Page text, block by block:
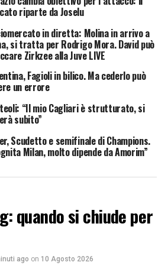
riparte da Joselu
in diretta: Molina in arrivo a
si tratta per Rodrigo Mora. David può
Zirkzee alla Juve LIVE
Fagioli in bilico. Ma cederlo può
un errore
“Il mio Cagliari è strutturato, si
subito”
Scudetto e semifinale di Champions.
Milan, molto dipende da Amorim”
quando si chiude per
ago on 10 Agosto 2026